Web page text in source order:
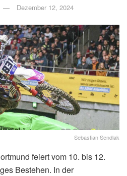
Dezember 12, 2024
Sebastian Sendlak
feiert vom 10. bis 12.
Bestehen. In der